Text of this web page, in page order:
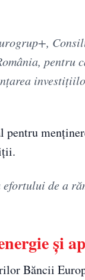
pentru
pentru
de a
și
Băncii